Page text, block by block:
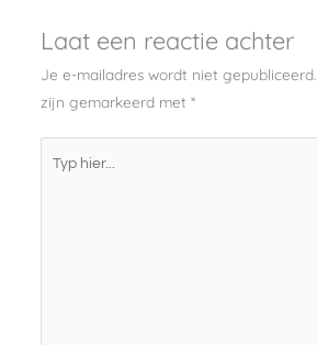
Laat een reactie achter
Je e-mailadres wordt niet gepubliceerd.
zijn gemarkeerd met *
hier...